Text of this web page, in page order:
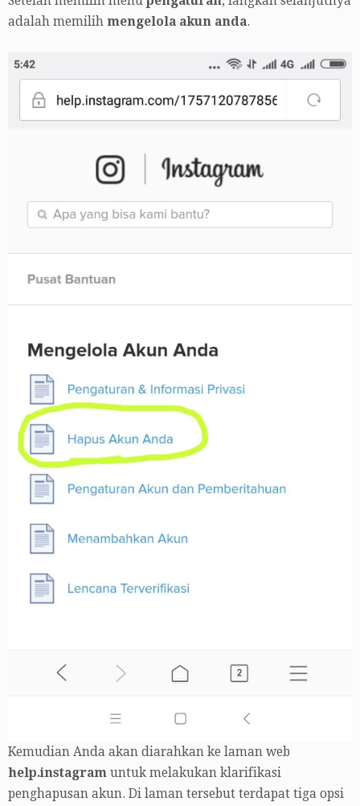
adalah memilih mengelola akun anda.
Kemudian Anda akan diarahkan ke laman web
help.instagram untuk melakukan klarifikasi
penghapusan akun. Di laman tersebut terdapat tiga opsi